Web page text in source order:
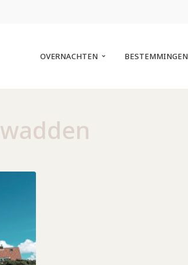
OVERNACHTEN BESTEMMINGEN
wadden